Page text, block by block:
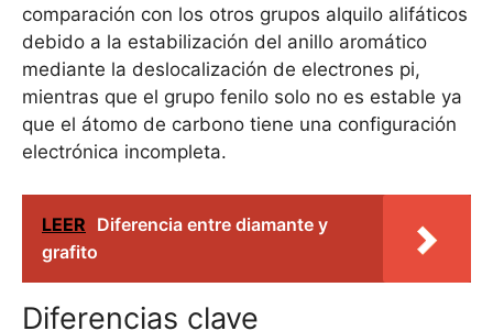
comparación con los otros grupos alquilo alifáticos
debido a la estabilización del anillo aromático
mediante la deslocalización de electrones pi,
mientras que el grupo fenilo solo no es estable ya
que el átomo de carbono tiene una configuración
electrónica incompleta.
LEER Diferencia entre diamante y
grafito
Diferencias clave